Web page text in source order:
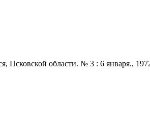
области. № 3 : 6 января.,